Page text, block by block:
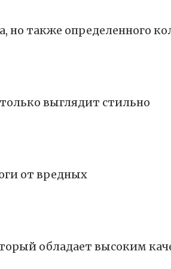
также определенного
выглядит стильно
от вредных
обладает высоким